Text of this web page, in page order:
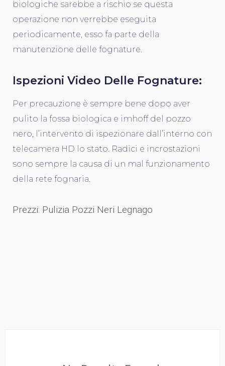
biologiche sarebbe a rischio se questa
operazione non verrebbe eseguita
periodicamente, esso fa parte della
manutenzione delle fognature.
Ispezioni Video Delle Fognature:
Per precauzione è sempre bene dopo aver
pulito la fossa biologica e imhoff del pozzo
nero, l’intervento di ispezionare dall’interno con
telecamera HD lo stato. Radici e incrostazioni
sono sempre la causa di un mal funzionamento
della rete fognaria.
Prezzi: Pulizia Pozzi Neri Legnago